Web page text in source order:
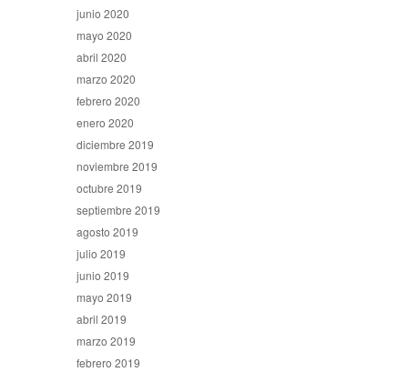
junio 2020
mayo 2020
abril 2020
marzo 2020
febrero 2020
enero 2020
diciembre 2019
noviembre 2019
octubre 2019
septiembre 2019
agosto 2019
julio 2019
junio 2019
mayo 2019
abril 2019
marzo 2019
febrero 2019